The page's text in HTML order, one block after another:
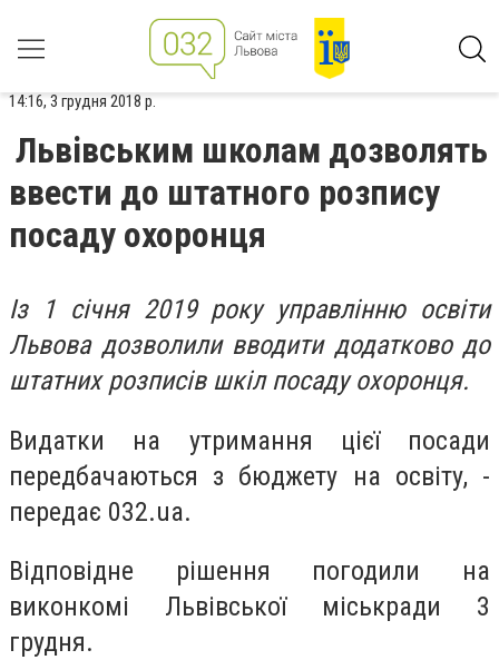
14:16, 3 грудня 2018 р.
Львівським школам дозволять
ввести до штатного розпису
посаду охоронця
Із 1 січня 2019 року управлінню освіти
Львова дозволили вводити додатково до
штатних розписів шкіл посаду охоронця.
Видатки на утримання цієї посади
передбачаються з бюджету на освіту, -
передає 032.ua.
Відповідне рішення погодили на
виконкомі Львівської міськради 3
грудня.